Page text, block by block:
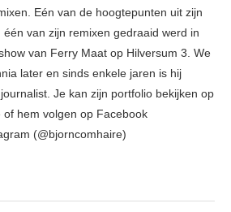
Eén van de hoogtepunten uit zijn
van zijn remixen gedraaid werd in
van Ferry Maat op Hilversum 3. We
later en sinds enkele jaren is hij
Je kan zijn portfolio bekijken op
of hem volgen op Facebook
(@bjorncomhaire)